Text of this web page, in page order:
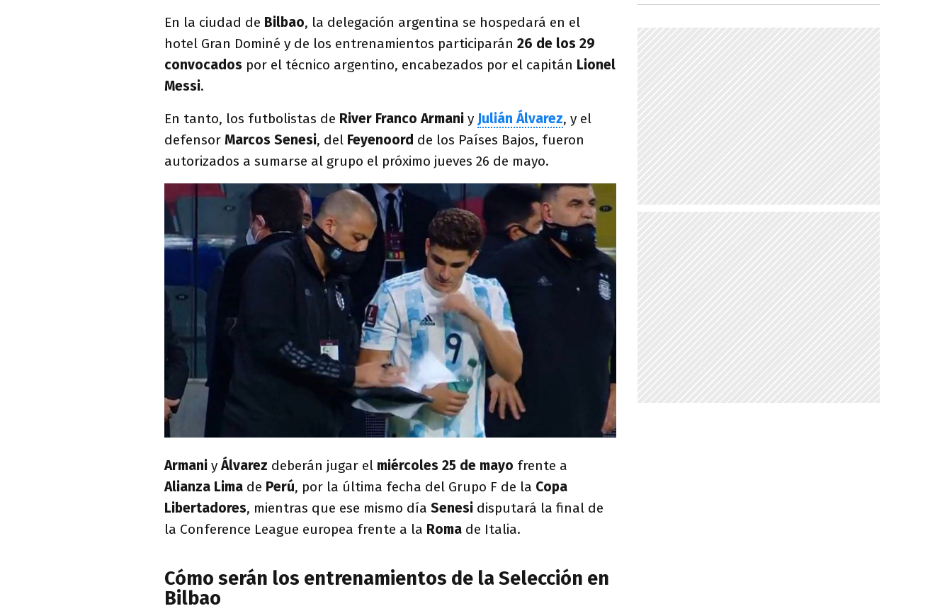
En la ciudad de Bilbao, la delegación argentina se hospedará en el
hotel Gran Dominé y de los entrenamientos participarán 26 de los 29
convocados por el técnico argentino, encabezados por el capitán Lionel
Messi.
En tanto, los futbolistas de River Franco Armani y Julián Álvarez, y el
defensor Marcos Senesi, del Feyenoord de los Países Bajos, fueron
autorizados a sumarse al grupo el próximo jueves 26 de mayo.
Armani yÁlvarez deberán jugar el miércoles 25 de mayo frente a
Alianza Lima de Perú, por la última fecha del Grupo F de la Copa
Libertadores, mientras que ese mismo día Senesi disputará la final de
la Conference League europea frente a la Roma de Italia.
Cómo serán los entrenamientos de la Selección en
Bilbao